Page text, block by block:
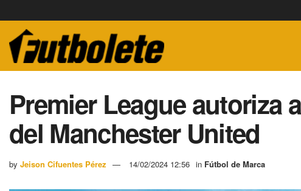
Premier League autoriza
del Manchester United
by Jeison Cifuentes Pérez 14/02/2024 12:56 in Fútbol de Marca